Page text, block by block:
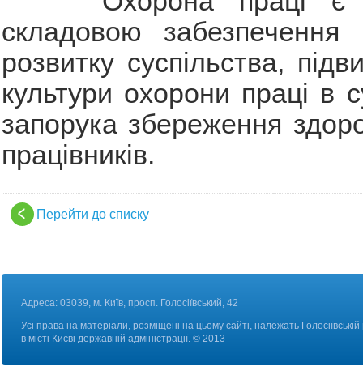
складовою забезпечення
розвитку суспільства,
культури охорони праці в
запорука збереження
працівників.
Перейти до списку
Адреса: 03039, м. Київ, просп. Голосіївський, 42
Усі права на матеріали, розміщені на цьому сайті, належать
в місті Києві державній адміністрації. © 2013